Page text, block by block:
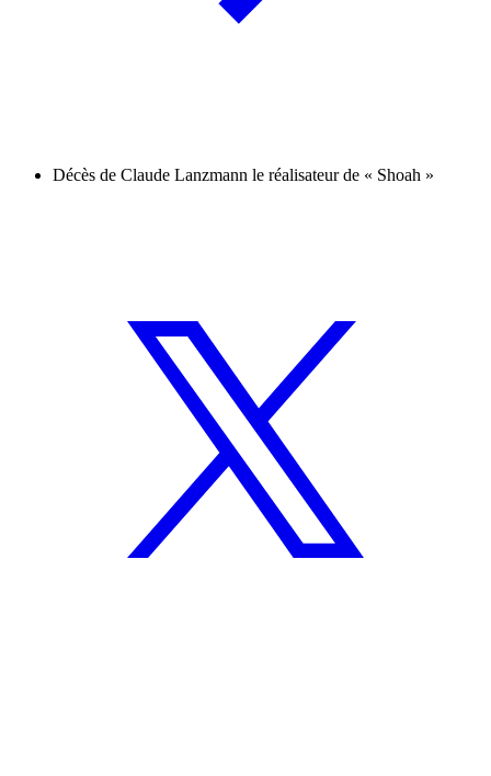
Décès de Claude Lanzmann le réalisateur de « Shoah »